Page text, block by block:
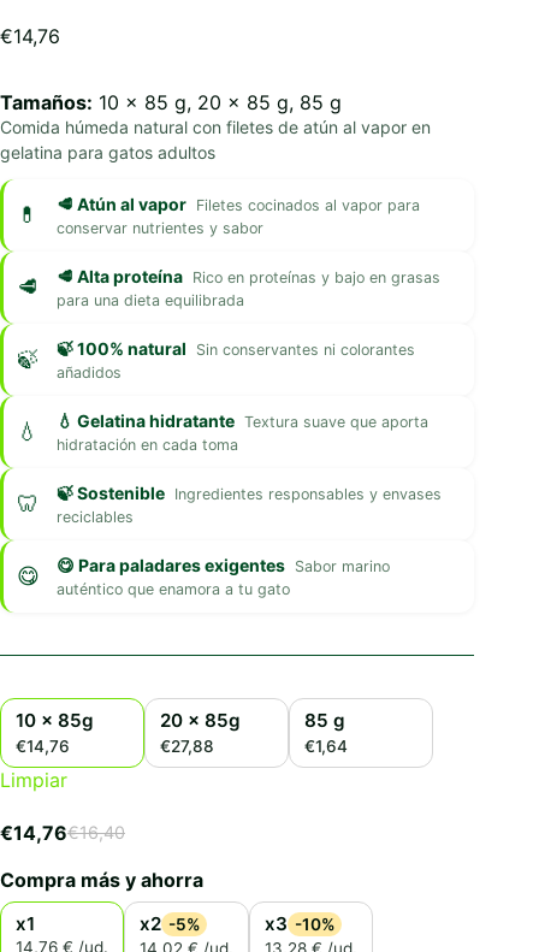
€14,76
Tamaños: 10 x 85 g, 20 x 85 g, 85 g
Comida húmeda natural con filetes de atún al vapor en
gelatina para gatos adultos
🥩 Atún al vapor Filetes cocinados al vapor para
conservar nutrientes y sabor
🥩 Alta proteína Rico en proteínas y bajo en grasas
para una dieta equilibrada
🍃 100% natural
Sin conservantes ni colorantes
añadidos
💧 Gelatina hidratante Textura suave que aporta
hidratación en cada toma
🍃 Sostenible Ingredientes responsables y envases
reciclables
😋 Para paladares exigentes Sabor marino
auténtico que enamora a tu gato
10 x 85g
€14,76
20 x 85g
€27,88
85 g
€1,64
Limpiar
€16,40
El
precio
original
€16,40.
€14,76El
precio
actual
€14,76.
Compra más y ahorra
x1
14,76 € /ud.
x2 -5%
14,02 € /ud.
x3 -10%
13,28 € /ud.